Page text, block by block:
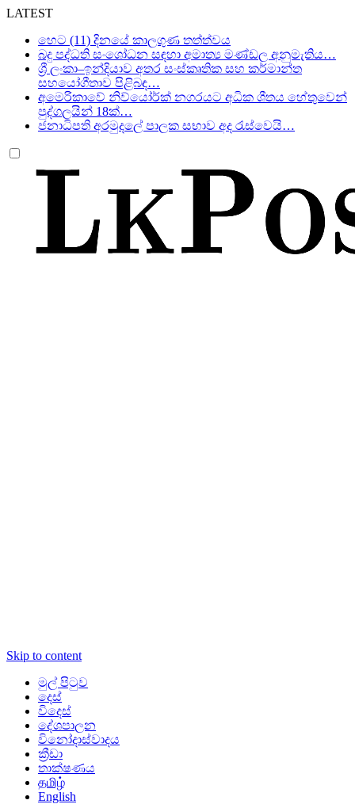
LATEST
හෙට (11) දිනයේ කාලගුණ තත්ත්වය
බදු පද්ධති සංශෝධන සඳහා අමාත්‍ය මණ්ඩල අනුමැතිය…
ශ්‍රී ලංකා–ඉන්දියාව අතර සංස්කෘතික සහ කර්මාන්ත
සහයෝගීතාව පිළිබඳ…
අමෙරිකාවේ නිව්යෝර්ක් නගරයට අධික ශීතය හේතුවෙන්
පුද්ගලයින් 18ක්…
ජනාධිපති අරමුදලේ පාලක සභාව අද රැස්වෙයි…
Skip to content
මුල් පිටුව
දෙස්
විදෙස්
දේශපාලන
විනෝදාස්වාදය
ක්‍රීඩා
තාක්ෂණය
தமிழ்
English